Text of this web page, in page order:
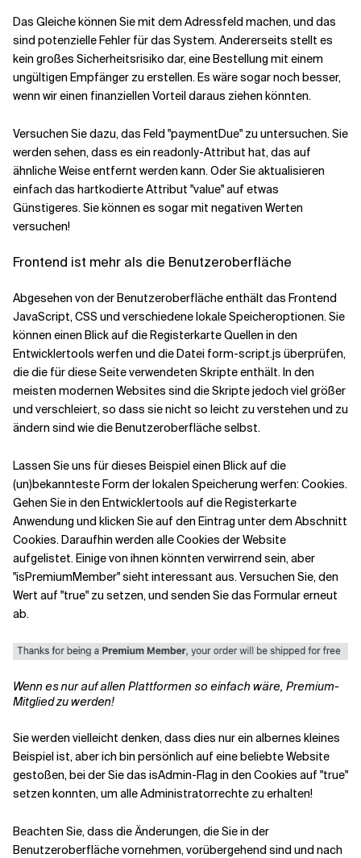
Das Gleiche können Sie mit dem Adressfeld machen, und das
sind potenzielle Fehler für das System. Andererseits stellt es
kein großes Sicherheitsrisiko dar, eine Bestellung mit einem
ungültigen Empfänger zu erstellen. Es wäre sogar noch besser,
wenn wir einen finanziellen Vorteil daraus ziehen könnten.
Versuchen Sie dazu, das Feld "paymentDue" zu untersuchen. Sie
werden sehen, dass es ein readonly-Attribut hat, das auf
ähnliche Weise entfernt werden kann. Oder Sie aktualisieren
einfach das hartkodierte Attribut "value" auf etwas
Günstigeres. Sie können es sogar mit negativen Werten
versuchen!
Frontend ist mehr als die Benutzeroberfläche
Abgesehen von der Benutzeroberfläche enthält das Frontend
JavaScript, CSS und verschiedene lokale Speicheroptionen. Sie
können einen Blick auf die Registerkarte Quellen in den
Entwicklertools werfen und die Datei form-script.js überprüfen,
die die für diese Seite verwendeten Skripte enthält. In den
meisten modernen Websites sind die Skripte jedoch viel größer
und verschleiert, so dass sie nicht so leicht zu verstehen und zu
ändern sind wie die Benutzeroberfläche selbst.
Lassen Sie uns für dieses Beispiel einen Blick auf die
(un)bekannteste Form der lokalen Speicherung werfen: Cookies.
Gehen Sie in den Entwicklertools auf die Registerkarte
Anwendung und klicken Sie auf den Eintrag unter dem Abschnitt
Cookies. Daraufhin werden alle Cookies der Website
aufgelistet. Einige von ihnen könnten verwirrend sein, aber
"isPremiumMember" sieht interessant aus. Versuchen Sie, den
Wert auf "true" zu setzen, und senden Sie das Formular erneut
ab.
Wenn es nur auf allen Plattformen so einfach wäre, Premium-
Mitglied zu werden!
Sie werden vielleicht denken, dass dies nur ein albernes kleines
Beispiel ist, aber ich bin persönlich auf eine beliebte Website
gestoßen, bei der Sie das isAdmin-Flag in den Cookies auf "true"
setzen konnten, um alle Administratorrechte zu erhalten!
Beachten Sie, dass die Änderungen, die Sie in der
Benutzeroberfläche vornehmen, vorübergehend sind und nach